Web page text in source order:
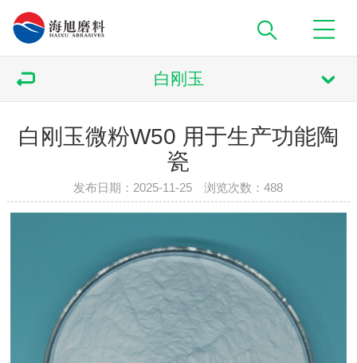
白刚玉
白刚玉微粉W50 用于生产功能陶
瓷
发布日期：2025-11-25 浏览次数：488